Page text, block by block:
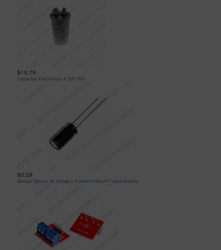
$15.79
Capacitor Electrolitico 4.7uF 25V
$0.29
Modulo Sensor de Voltaje y Corriente Max471 para Arduino